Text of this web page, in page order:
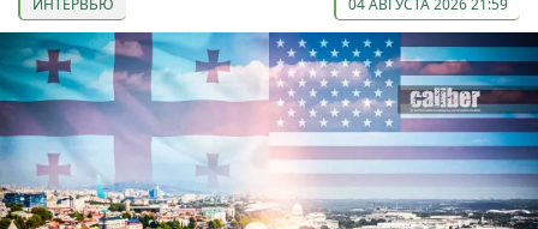
ИНТЕРВЬЮ 04 АВГУСТА 2026 21:59